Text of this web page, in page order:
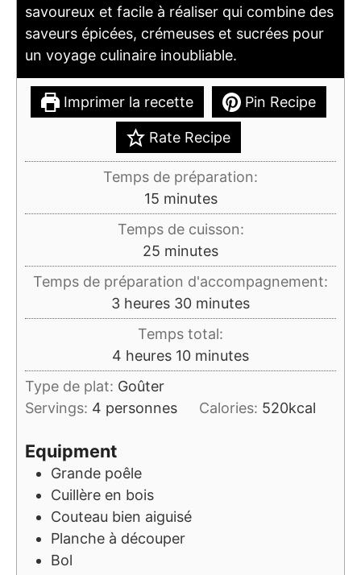
savoureux et facile à réaliser qui combine des
saveurs épicées, crémeuses et sucrées pour
un voyage culinaire inoubliable.
Imprimer la recette Pin Recipe
Rate Recipe
Temps de préparation:
15minutes
minutes
Temps de cuisson:
25 minutes
minutes
Temps de préparation d'accompagnement:
3heures
heures 30minutes
minutes
Temps total:
4 heures
heures 10minutes
minutes
Type de plat: Goûter
Servings: 4 personnes Calories: 520kcal
Equipment
Grande poêle
Cuillère en bois
Couteau bien aiguisé
Planche à découper
Bol